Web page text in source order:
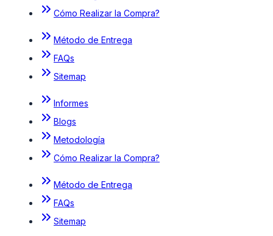
Cómo Realizar la Compra?
Método de Entrega
FAQs
Sitemap
Informes
Blogs
Metodología
Cómo Realizar la Compra?
Método de Entrega
FAQs
Sitemap